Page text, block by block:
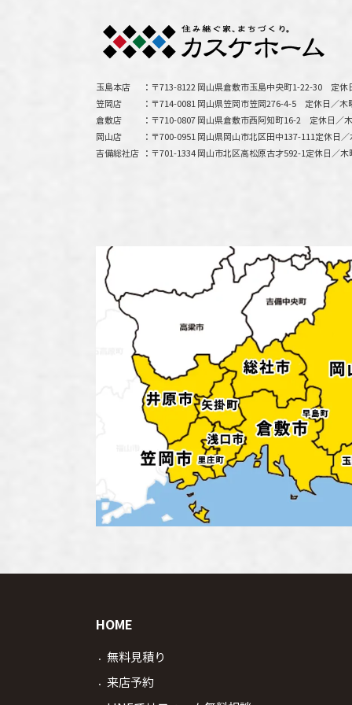
玉島本店 〒713-8122 岡山県倉敷市玉島中央町1-22-30 定休
笠岡店
〒714-0081 岡山県笠岡市笠岡276-4-5 定休日／木
倉敷店
〒710-0807 岡山県倉敷市西阿知町16-2 定休日／
岡山店
〒700-0951 岡山県岡山市北区田中137-111定休日
吉備総社店
〒701-1334 岡山市北区高松原古才592-1定休日／木
HOME
無料見積り
来店予約